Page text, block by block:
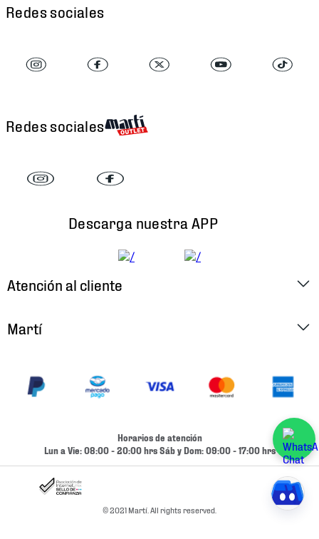
Redes sociales
Redes sociales
Descarga nuestra APP
Atención al cliente
Cambios y Devoluciones
Condiciones de Entrega y Devolución Marketplace
Martí
Ubica tu Tienda
Términos y Condiciones
Horarios de atención
Lun a Vie: 08:00 - 20:00 hrs Sáb y Dom: 09:00 - 17:00 hrs
© 2021 Martí. All rights reserved.